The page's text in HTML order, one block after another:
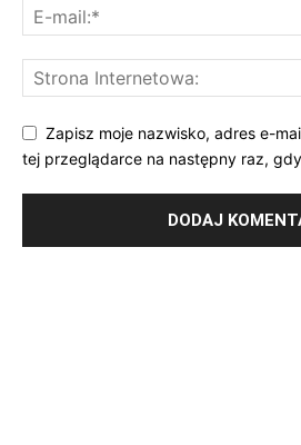
Zapisz moje nazwisko, adres e-
tej przeglądarce na następny raz,